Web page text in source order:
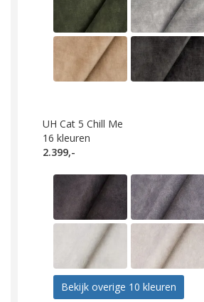
UH Cat 5 Chill Me
16 kleuren
2.399,-
Bekijk overige 10 kleuren